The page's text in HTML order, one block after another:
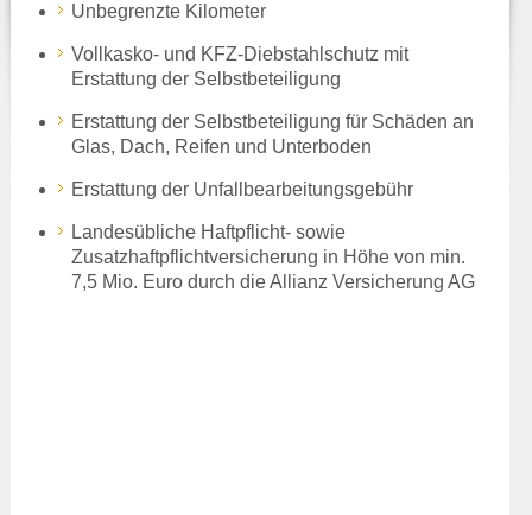
Unbegrenzte Kilometer
Vollkasko- und KFZ-Diebstahlschutz mit
Erstattung der Selbstbeteiligung
Erstattung der Selbstbeteiligung für Schäden an
Glas, Dach, Reifen und Unterboden
Erstattung der Unfallbearbeitungsgebühr
Landesübliche Haftpflicht- sowie
Zusatzhaftpflichtversicherung in Höhe von min.
7,5 Mio. Euro durch die Allianz Versicherung AG